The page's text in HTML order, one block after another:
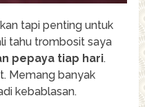
tapi penting untuk
tahu trombosit saya
pepaya tiap hari.
Memang banyak
kebablasan.